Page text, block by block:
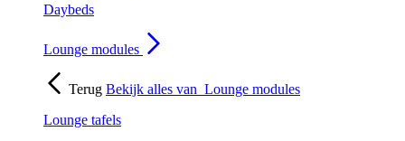
Daybeds
Lounge modules
Terug Bekijk alles van Lounge modules
Lounge tafels